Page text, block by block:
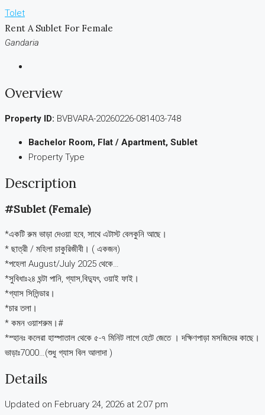
Tolet
Rent A Sublet For Female
Gandaria
Overview
Property ID: BVBVARA-20260226-081403-748
Bachelor Room, Flat / Apartment, Sublet
Property Type
Description
#Sublet (Female)
*একটি রুম ভাড়া দেওয়া হবে, সাথে এটাস্ট বেলকুনি আছে।
* ছাত্রী / মহিলা চাকুরিজীবী। ( একজন)
*পহেলা August/July 2025 থেকে…
*সুবিধাঃ২৪ ঘন্টা পানি, গ্যাস,বিদ্যুৎ, ওয়াই ফাই।
*গ্যাস সিলিন্ডার।
*চার তলা।
* কমন ওয়াশরুম।#
*স্হানঃ কলেরা হাস্পাতাল থেকে ৫-৭ মিনিট লাগে হেটে জেতে । দক্ষিণপাড়া মসজিদের কাছে।
ভাড়াঃ7000…(শুধু গ্যাস বিল আলাদা )
Details
Updated on February 24, 2026 at 2:07 pm